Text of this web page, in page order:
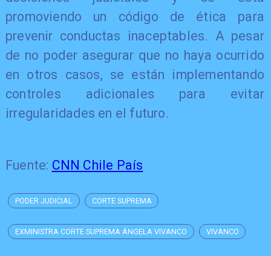
promoviendo un código de ética para
prevenir conductas inaceptables. A pesar
de no poder asegurar que no haya ocurrido
en otros casos, se están implementando
controles adicionales para evitar
irregularidades en el futuro.
Fuente: CNN Chile País
PODER JUDICIAL CORTE SUPREMA
EXMINISTRA CORTE SUPREMA ÁNGELA VIVANCO VIVANCO